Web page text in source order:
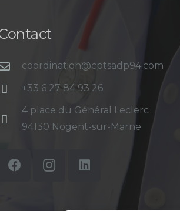
coordination@cptsadp94.com
+33 6 27 84 93 26
4 place du Général Leclerc
94130 Nogent-sur-Marne